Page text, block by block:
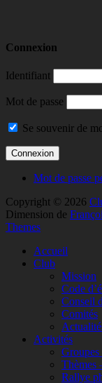
Connexion
Identifiant
Mot de passe
Se souvenir de
Mot de passe
Copyright © 2026
Dimension de
Themes
remonterAccueil
Club
Mission
Code
Conseil
Comités
Activités
Groupes
Thèmes
Rallye